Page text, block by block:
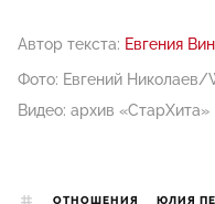
Автор текста: Евгения
Фото: Евгений Николаев/
Видео: архив «СтарХита»
ОТНОШЕНИЯ ЮЛИЯ